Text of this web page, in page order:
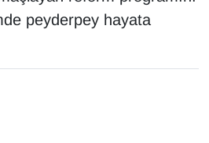
peyderpey hayata